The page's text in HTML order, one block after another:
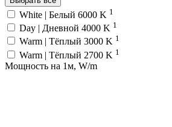
White | Белый 6000 K 1
Day | Дневной 4000 K 1
Warm | Тёплый 3000 K 1
Warm | Тёплый 2700 K 1
Мощность на 1м, W/m